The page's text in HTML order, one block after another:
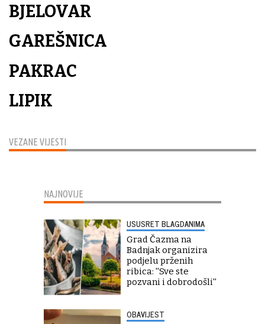
VEZANE VIJESTI
BJELOVAR
GAREŠNICA
PAKRAC
LIPIK
NAJNOVIJE
USUSRET BLAGDANIMA
Grad Čazma na
Badnjak organizira
podjelu prženih
ribica: ''Sve ste
pozvani i dobrodošli''
OBAVIJEST